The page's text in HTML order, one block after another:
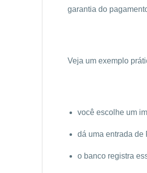
garantia do
Veja um exemplo
você escolhe um
dá uma entrada de
o banco registra